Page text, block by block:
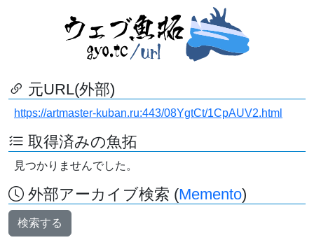
元URL(外部)
https://artmaster-kuban.ru:443/08YgtCt/1CpAUV2.html
取得済みの魚拓
見つかりませんでした。
外部アーカイブ検索 (Memento)
検索する